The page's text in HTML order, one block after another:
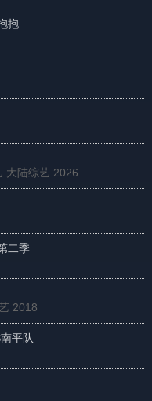
抱
大陆综艺 2026
二季
2018
平队